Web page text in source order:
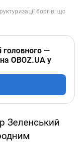
головного —
OBOZ.UA у
Зеленський